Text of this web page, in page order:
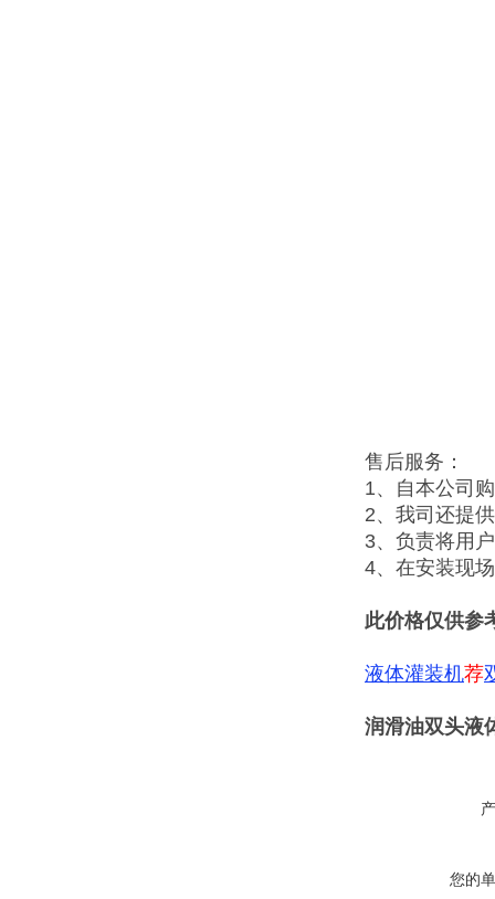
售后服务：
1、自本公司
2、我司还提
3、负责将用
4、在安装现
此价格仅供参
液体灌装机荐
润滑油双头液
您的